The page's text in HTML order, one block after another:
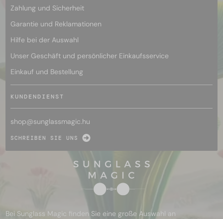
Zahlung und Sicherheit
Garantie und Reklamationen
Hilfe bei der Auswahl
Unser Geschäft und persönlicher Einkaufsservice
Einkauf und Bestellung
KUNDENDIENST
shop@sunglassmagic.hu
SCHREIBEN SIE UNS
Bei Sunglass Magic finden Sie eine große Auswahl an